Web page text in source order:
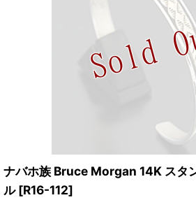
ナバホ族 Bruce Morgan 14K スタ
ル [R16-112]